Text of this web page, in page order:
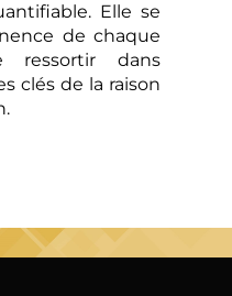
Elle se
de chaque
dans
clés de la raison